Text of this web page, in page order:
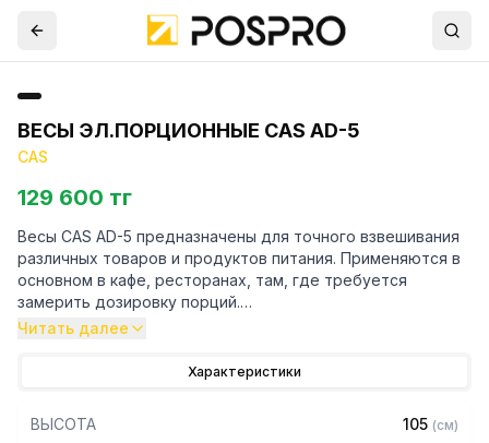
ВЕСЫ ЭЛ.ПОРЦИОННЫЕ CAS AD-5
CAS
129 600 тг
Весы CAS AD-5 предназначены для точного взвешивания
различных товаров и продуктов питания. Применяются в
основном в кафе, ресторанах, там, где требуется
замерить дозировку порций.
– Интерфейс RS-232
Читать далее
Характеристики
ВЫСОТА 105 (см)